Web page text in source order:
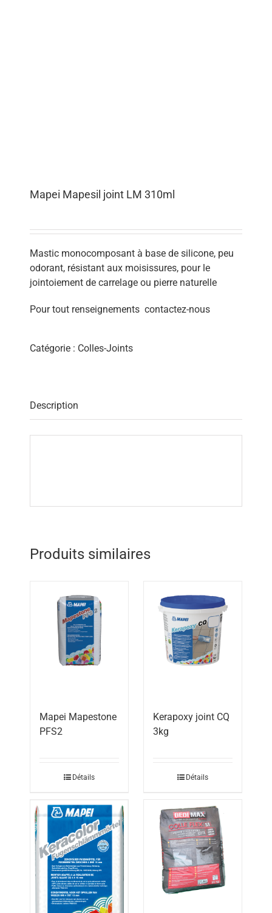
Mapei Mapesil joint LM 310ml
Mastic monocomposant à base de silicone, peu
odorant, résistant aux moisissures, pour le
jointoiement de carrelage ou pierre naturelle
Pour tout renseignementscontactez-nous
Catégorie : Colles-Joints
Description
Produits similaires
Mapei Mapestone
PFS2
Détails
Kerapoxy joint CQ
3kg
Détails